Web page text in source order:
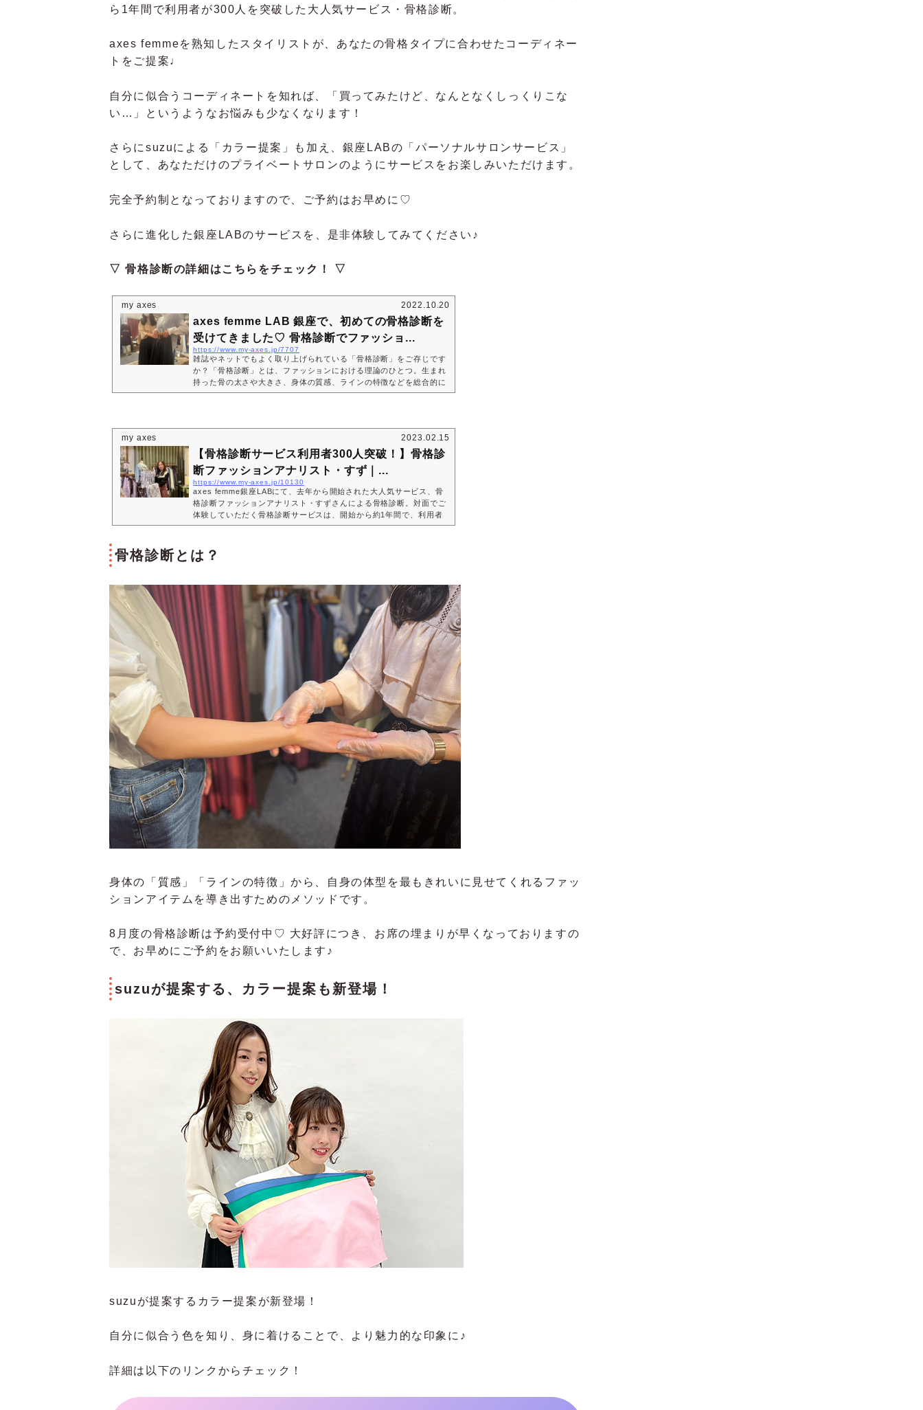
ら1年間で利用者が300人を突破した大人気サービス・骨格診断。
axes femmeを熟知したスタイリストが、あなたの骨格タイプに合わせたコーディネー
トをご提案♩
自分に似合うコーディネートを知れば、「買ってみたけど、なんとなくしっくりこな
い…」というようなお悩みも少なくなります！
さらにsuzuによる「カラー提案」も加え、銀座LABの「パーソナルサロンサービス」
として、あなただけのプライベートサロンのようにサービスをお楽しみいただけます。
完全予約制となっておりますので、ご予約はお早めに♡
さらに進化した銀座LABのサービスを、是非体験してみてください♪
▽ 骨格診断の詳細はこちらをチェック！ ▽
my axes 2022.10.20
axes femme LAB 銀座で、初めての骨格診断を
受けてきました♡ 骨格診断でファッショ...
https://www.my-axes.jp/7707
雑誌やネットでもよく取り上げられている「骨格診断」をご存じです
か？「骨格診断」とは、ファッションにおける理論のひとつ。生まれ
持った骨の太さや大きさ、身体の質感、ラインの特徴などを総合的に
判断し、3タイプに分類する診断のことです。今回は、my axes編集
てもらってよかった～！」の一言。骨格迷子さんは、ぜひ一度診断に
レッツゴーしてみてください！骨格診断で何がわかるの？骨格診断に
よっ...
my axes 2023.02.15
​​【骨格診断サービス利用者300人突破！】骨格診
断ファッションアナリスト・すず｜...
https://www.my-axes.jp/10130
axes femme銀座LABにて、去年から開始された大人気サービス、骨
格診断ファッションアナリスト・すずさんによる骨格診断。対面でご
体験していただく骨格診断サービスは、開始から約1年間で、利用者
が300人を突破しました。そして2月13日(月)には、my axes内に「骨
今回はすずさんに、自己診断とプロによる診断の使い分け方、『骨格
診断 × axes femme』が目指す理想など、「『自己診断』と、『すず
＜Pr...
骨格診断とは？
身体の「質感」「ラインの特徴」から、自身の体型を最もきれいに見せてくれるファッ
ションアイテムを導き出すためのメソッドです。
8月度の骨格診断は予約受付中♡ 大好評につき、お席の埋まりが早くなっておりますの
で、お早めにご予約をお願いいたします♪
suzuが提案する、カラー提案も新登場！
suzuが提案するカラー提案が新登場！
自分に似合う色を知り、身に着けることで、より魅力的な印象に♪
詳細は以下のリンクからチェック！